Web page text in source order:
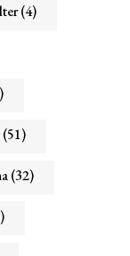
(4)
(51)
(32)